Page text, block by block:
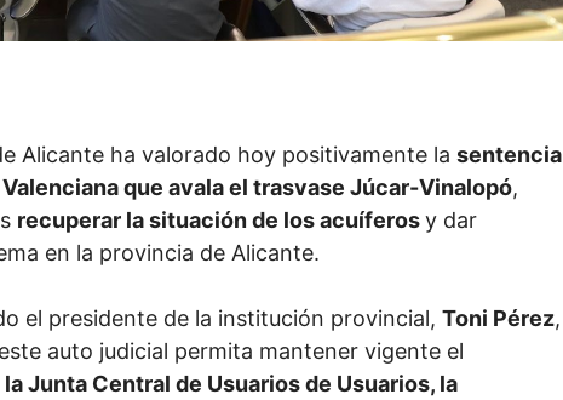
Alicante ha valorado hoy positivamente la sentencia
que avala el trasvase Júcar-Vinalopó,
recuperar la situación de los acuíferosy dar
en la provincia de Alicante.
el presidente de la institución provincial, Toni Pérez,
auto judicial permita mantener vigente el
Junta Central de Usuarios de Usuarios, la